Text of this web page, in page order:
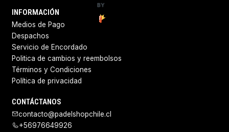
INFORMACIÓN
Medios de Pago
Despachos
Servicio de Encordado
Politica de cambios y reembolsos
Términos y Condiciones
Política de privacidad
CONTÁCTANOS
contacto@padelshopchile.cl
+56976649926
BY